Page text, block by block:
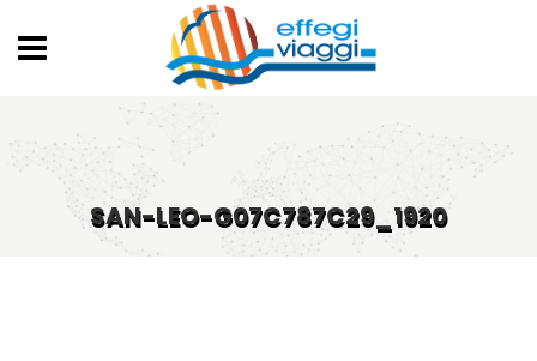
SAN-LEO-G07C787C29_1920